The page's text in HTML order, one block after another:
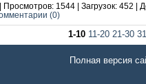
| Просмотров: 1544 | Загрузок: 452 |
(0)
1-10 11-20 21-30
Полная версия